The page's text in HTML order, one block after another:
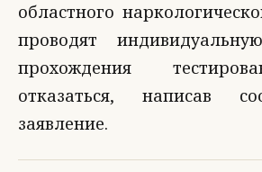
областного
проводят
прохождения
отказаться, написав
заявление.